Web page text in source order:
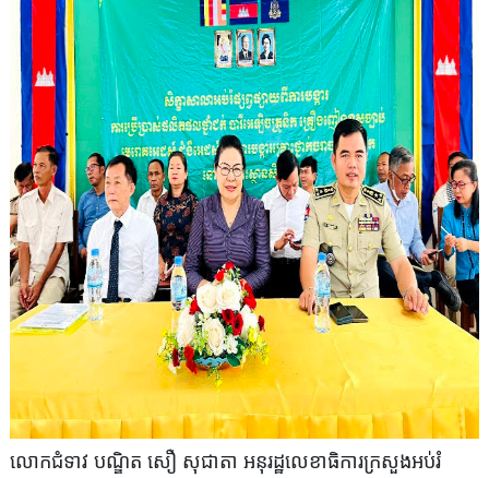
លោកជំទាវ បណ្ឌិត សឿ សុជាតា អនុរដ្ឋលេខាធិការក្រសួងអប់រំ